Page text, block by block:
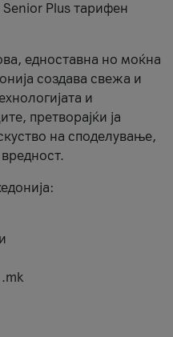
Plus тарифен
едноставна но моќна
создава свежа и
и
претворајќи ја
на споделување,